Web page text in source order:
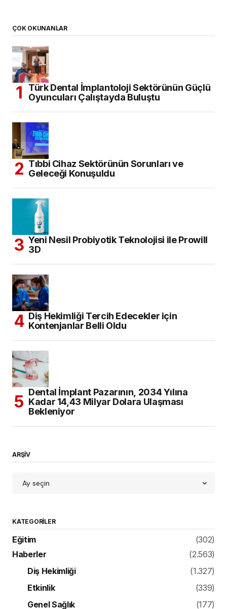
ÇOK OKUNANLAR
Türk Dental İmplantoloji Sektörünün Güçlü
Oyuncuları Çalıştayda Buluştu
Tıbbi Cihaz Sektörünün Sorunları ve
Geleceği Konuşuldu
Yeni Nesil Probiyotik Teknolojisi ile Prowill
3D
Diş Hekimliği Tercih Edecekler için
Kontenjanlar Belli Oldu
Dental İmplant Pazarının, 2034 Yılına
Kadar 14,43 Milyar Dolara Ulaşması
Bekleniyor
ARŞİV
KATEGORILER
Eğitim
(302)
Haberler
(2.563)
Diş Hekimliği
(1.327)
Etkinlik
(339)
Genel Sağlık
(177)